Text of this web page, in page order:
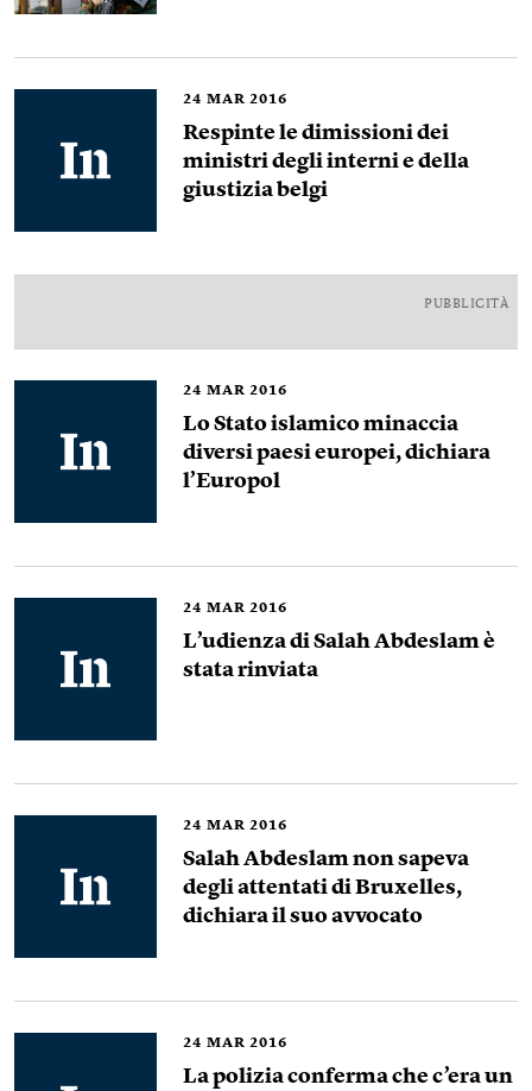
24 MAR 2016
Respinte le dimissioni dei
ministri degli interni e della
giustizia belgi
PUBBLICITÀ
24 MAR 2016
Lo Stato islamico minaccia
diversi paesi europei, dichiara
l’Europol
24 MAR 2016
L’udienza di Salah Abdeslam è
stata rinviata
24 MAR 2016
Salah Abdeslam non sapeva
degli attentati di Bruxelles,
dichiara il suo avvocato
24 MAR 2016
La polizia conferma che c’era un